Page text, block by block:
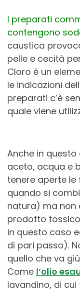
I preparati
contengono
caustica
pelle e cecità
Cloro è un
le indicazioni
preparati c’è
quale viene
Anche in
aceto, acqua e
tenere aperte le
quando si
natura) ma non
prodotto
in questo caso
di pari passo).
quello che va
Come l’olio
lavandino, di